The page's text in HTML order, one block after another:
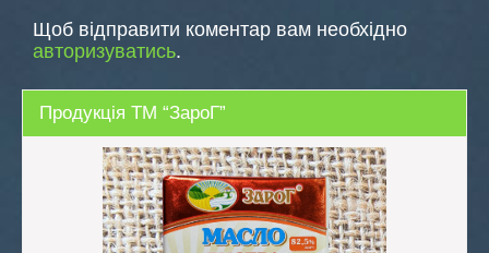
Щоб відправити коментар вам необхідно
авторизуватись.
Продукція ТМ “ЗароГ”